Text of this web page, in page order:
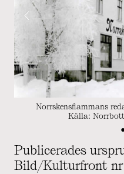
‹
Norrskensflammans
Källa:
Publicerades
Bild/Kulturfront nr